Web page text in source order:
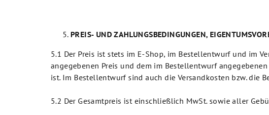
PREIS- UND ZAHLUNGSBEDINGUNGEN,
5.1 Der Preis ist stets im E-Shop, im Bestellentwurf und im
angegebenen Preis und dem im Bestellentwurf
ist. Im Bestellentwurf sind auch die Versandkosten bzw. die
5.2 Der Gesamtpreis ist einschließlich MwSt. sowie aller